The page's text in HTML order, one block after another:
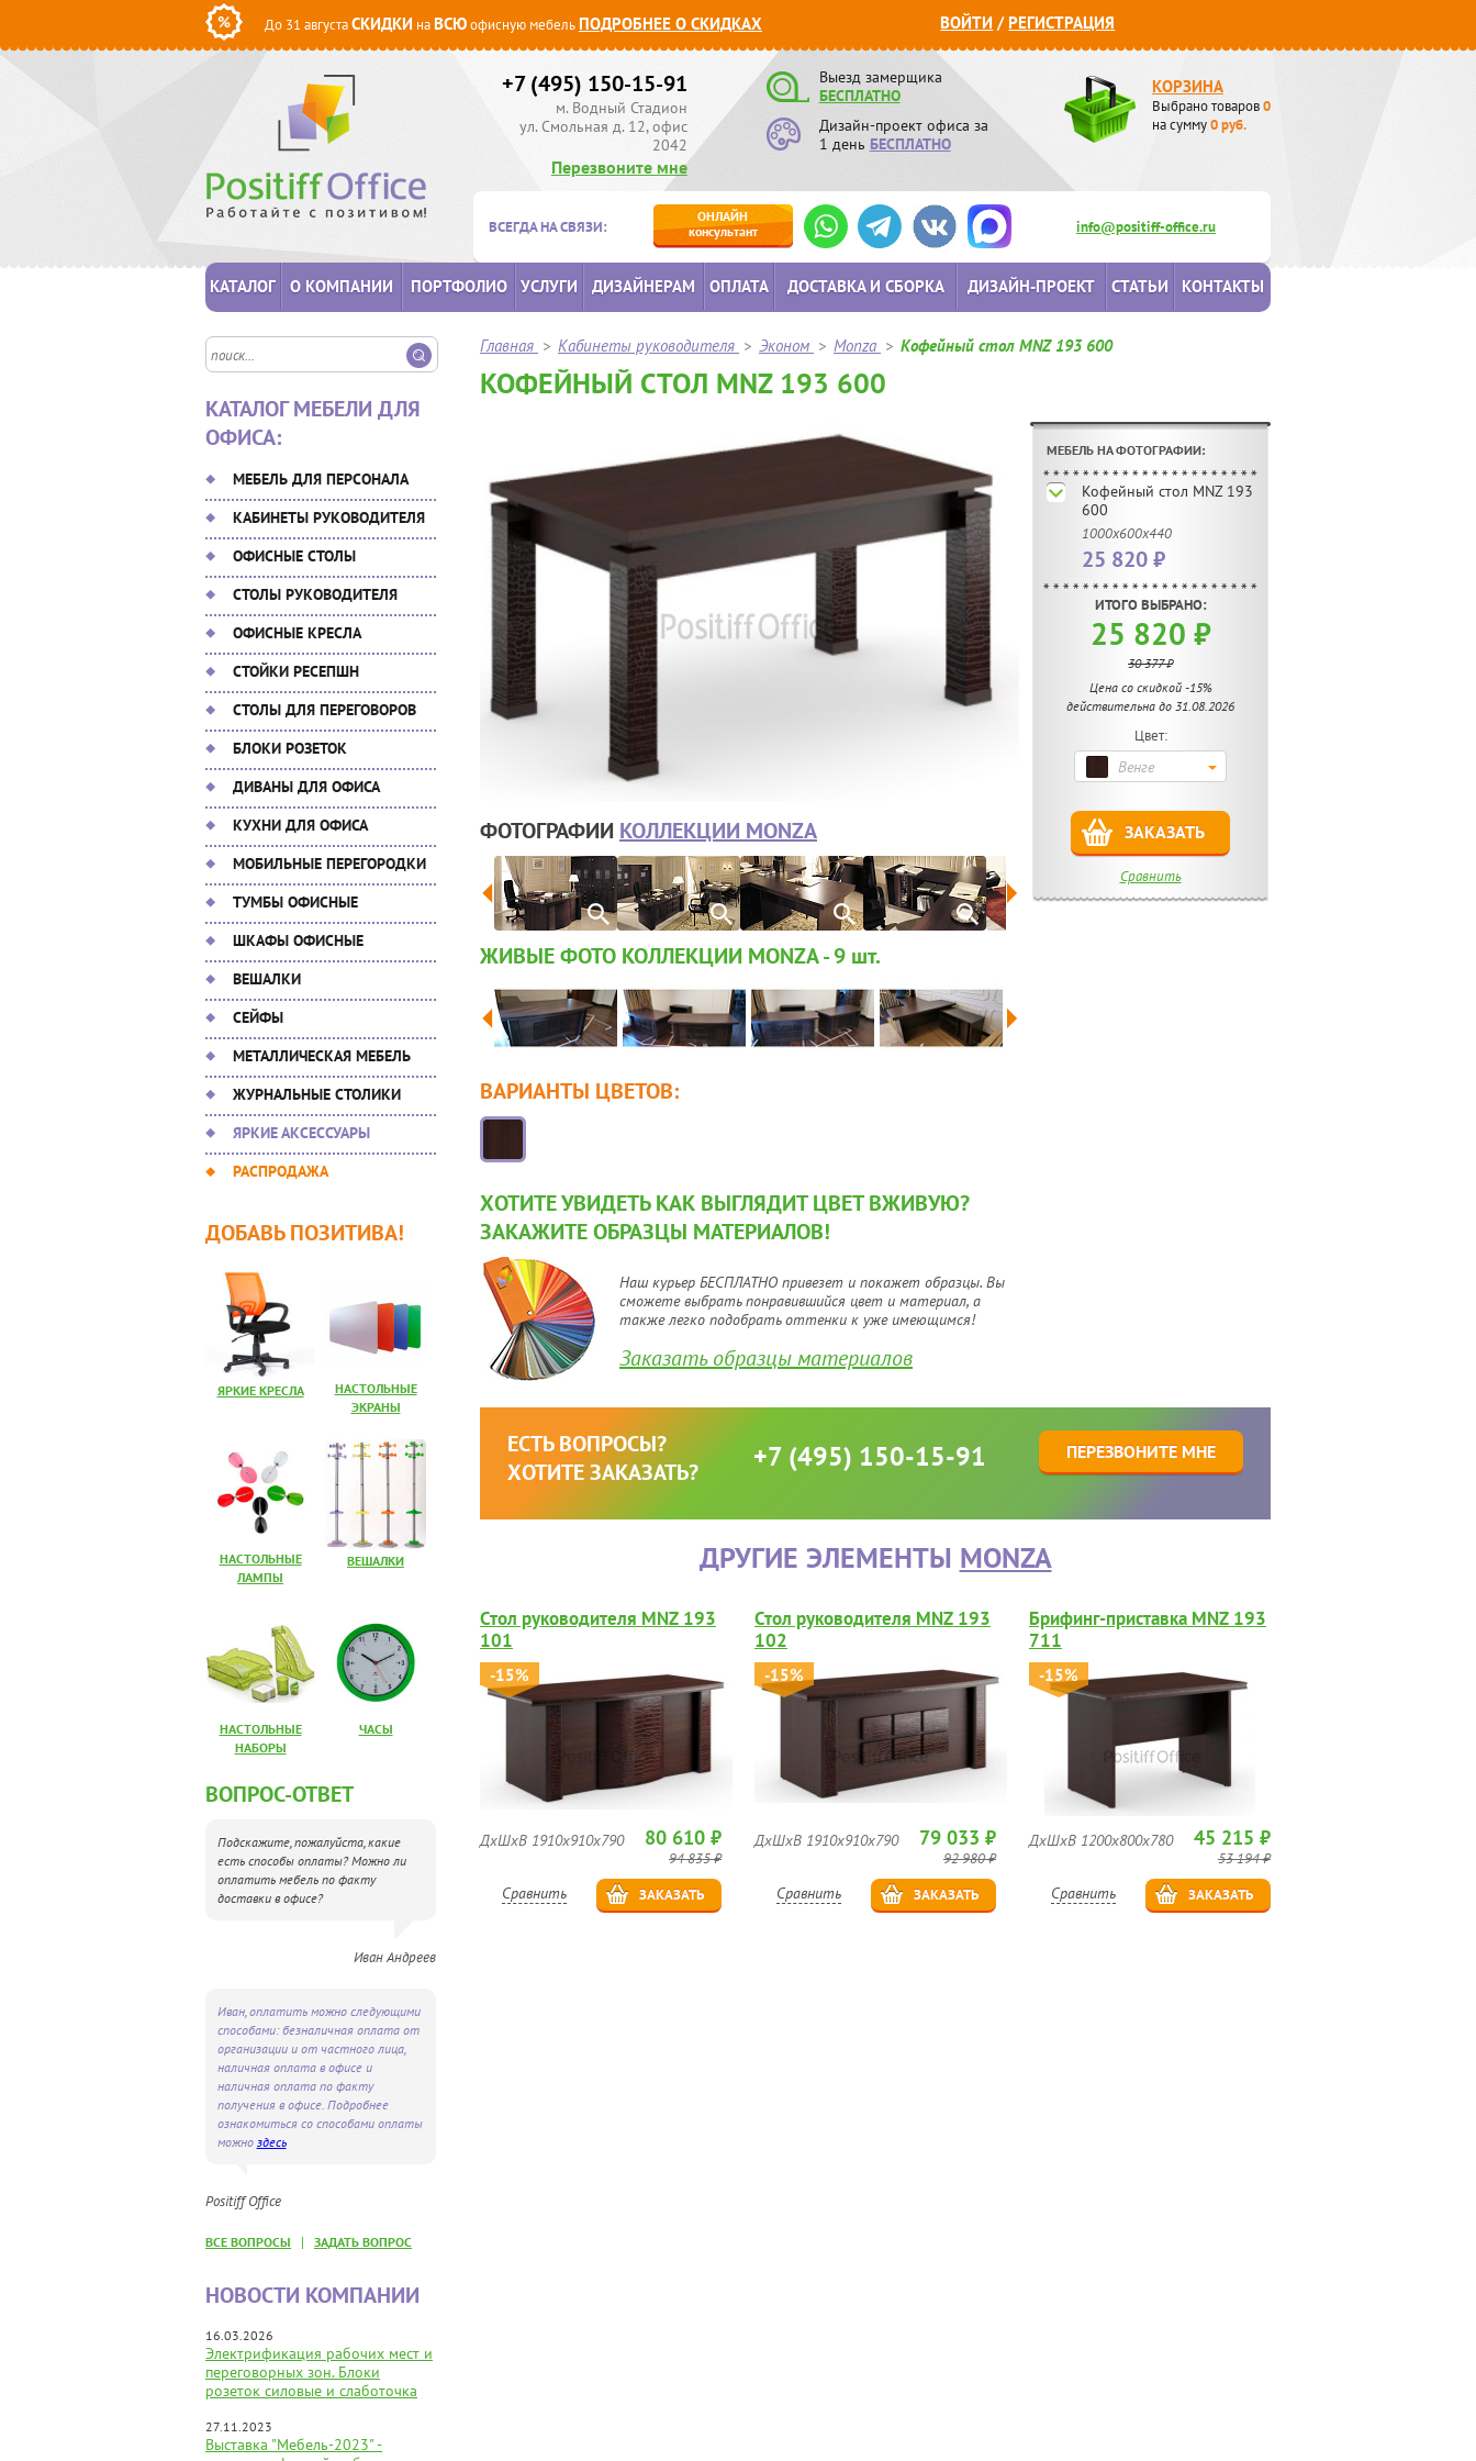
До 31 августаСКИДКИ наВСЮофисную мебельПОДРОБНЕЕ О СКИДКАХ ВОЙТИ /РЕГИСТРАЦИЯ
+7 (495) 150-15-91
м. Водный Стадион
ул. Смольная д. 12, офис
2042
Перезвоните мне
Выезд замерщика
БЕСПЛАТНО
Дизайн-проект офиса за
1 день БЕСПЛАТНО
КОРЗИНА
Выбрано товаров0
на сумму0руб.
ВСЕГДА НА СВЯЗИ:
ОНЛАЙН
консультант
info@positiff-office.ru
КАТАЛОГ О КОМПАНИИ ПОРТФОЛИО УСЛУГИ ДИЗАЙНЕРАМ ОПЛАТА ДОСТАВКА И СБОРКА ДИЗАЙН-ПРОЕКТ СТАТЬИ КОНТАКТЫ
КАТАЛОГ МЕБЕЛИ ДЛЯ
ОФИСА:
МЕБЕЛЬ ДЛЯ ПЕРСОНАЛА
КАБИНЕТЫ РУКОВОДИТЕЛЯ
ОФИСНЫЕ СТОЛЫ
СТОЛЫ РУКОВОДИТЕЛЯ
ОФИСНЫЕ КРЕСЛА
СТОЙКИ РЕСЕПШН
СТОЛЫ ДЛЯ ПЕРЕГОВОРОВ
БЛОКИ РОЗЕТОК
ДИВАНЫ ДЛЯ ОФИСА
КУХНИ ДЛЯ ОФИСА
МОБИЛЬНЫЕ ПЕРЕГОРОДКИ
ТУМБЫ ОФИСНЫЕ
ШКАФЫ ОФИСНЫЕ
ВЕШАЛКИ
СЕЙФЫ
МЕТАЛЛИЧЕСКАЯ МЕБЕЛЬ
ЖУРНАЛЬНЫЕ СТОЛИКИ
ЯРКИЕ АКСЕССУАРЫ
РАСПРОДАЖА
ДОБАВЬ ПОЗИТИВА!
ЯРКИЕ КРЕСЛА
НАСТОЛЬНЫЕ
ЭКРАНЫ
НАСТОЛЬНЫЕ
ЛАМПЫ
ВЕШАЛКИ
НАСТОЛЬНЫЕ
НАБОРЫ
ЧАСЫ
ВОПРОС-ОТВЕТ
Подскажите, пожалуйста, какие
есть способы оплаты? Можно ли
оплатить мебель по факту
доставки в офисе?
Иван Андреев
Иван, оплатить можно следующими
способами: безналичная оплата от
организации и от частного лица,
наличная оплата в офисе и
наличная оплата по факту
получения в офисе. Подробнее
ознакомиться со способами оплаты
можно здесь
Positiff Office
ВСЕ ВОПРОСЫ | ЗАДАТЬ ВОПРОС
НОВОСТИ КОМПАНИИ
16.03.2026
Электрификация рабочих мест и
переговорных зон. Блоки
розеток силовые и слаботочка
27.11.2023
Выставка "Мебель-2023" -
Главная > Кабинеты руководителя > Эконом > Monza > Кофейный стол MNZ 193 600
КОФЕЙНЫЙ СТОЛ MNZ 193 600
ФОТОГРАФИИ КОЛЛЕКЦИИ MONZA
ЖИВЫЕ ФОТО КОЛЛЕКЦИИ MONZA - 9 шт.
МЕБЕЛЬ НА ФОТОГРАФИИ:
Кофейный стол MNZ 193
600
1000х600х440
25 820 ₽
ИТОГО ВЫБРАНО:
25 820 ₽
30 377 ₽
Цена со скидкой -15%
действительна до 31.08.2026
Цвет:
Венге
ЗАКАЗАТЬ
Сравнить
ВАРИАНТЫ ЦВЕТОВ:
ХОТИТЕ УВИДЕТЬ КАК ВЫГЛЯДИТ ЦВЕТ ВЖИВУЮ?
ЗАКАЖИТЕ ОБРАЗЦЫ МАТЕРИАЛОВ!
Наш курьер БЕСПЛАТНО привезет и покажет образцы. Вы
сможете выбрать понравившийся цвет и материал, а
также легко подобрать оттенки к уже имеющимся!
Заказать образцы материалов
ЕСТЬ ВОПРОСЫ?
ХОТИТЕ ЗАКАЗАТЬ?
+7 (495) 150-15-91 ПЕРЕЗВОНИТЕ МНЕ
ДРУГИЕ ЭЛЕМЕНТЫ MONZA
Стол руководителя MNZ 193
101
-15%
ДхШхВ 1910х910х790 80 610 ₽
94 835 ₽
Сравнить ЗАКАЗАТЬ
Стол руководителя MNZ 193
102
-15%
ДхШхВ 1910х910х790 79 033 ₽
92 980 ₽
Сравнить ЗАКАЗАТЬ
Брифинг-приставка MNZ 193
711
-15%
ДхШхВ 1200х800х780 45 215 ₽
53 194 ₽
Сравнить ЗАКАЗАТЬ